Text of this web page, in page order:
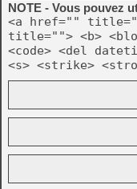
NOTE - Vous pouvez
<a href=""
title=""> <b>
<code> <del
<s> <strike>